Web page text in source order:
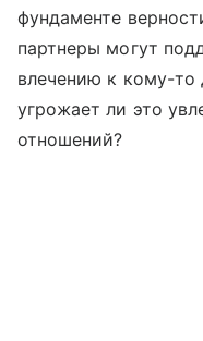
фундаменте
партнеры могут
влечению к кому-то
угрожает ли это
отношений?